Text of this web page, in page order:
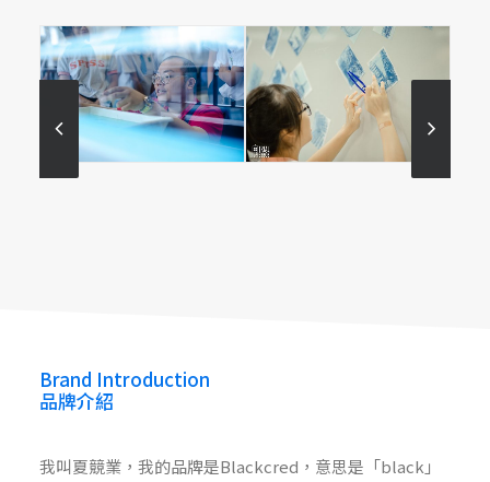
blackcred
blackcred
blackcred
Brand Introduction
品牌介紹
我叫夏競業，我的品牌是Blackcred，意思是「black」